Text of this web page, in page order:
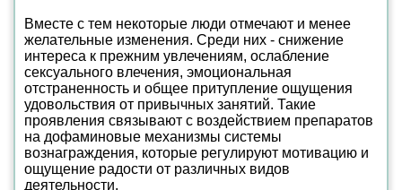
Вместе с тем некоторые люди отмечают и менее
желательные изменения. Среди них - снижение
интереса к прежним увлечениям, ослабление
сексуального влечения, эмоциональная
отстраненность и общее притупление ощущения
удовольствия от привычных занятий. Такие
проявления связывают с воздействием препаратов
на дофаминовые механизмы системы
вознаграждения, которые регулируют мотивацию и
ощущение радости от различных видов
деятельности.